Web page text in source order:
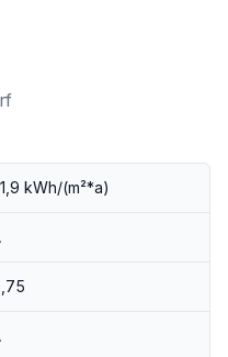
kWh/(m²*a)